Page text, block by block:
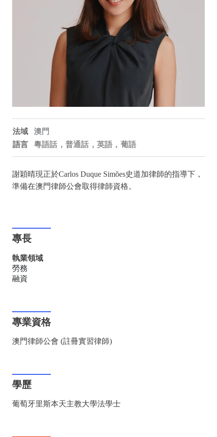
法域
澳門
語言
粵語話，普通話，英語，葡語
謝穎晴現正於Carlos Duque Simões史道加律師的指導下，
準備在澳門律師公會取得律師資格。
專長
執業領域
勞務
融資
專業資格
澳門律師公會 (註冊實習律師)
學歷
葡萄牙里斯本天主教大學法學士